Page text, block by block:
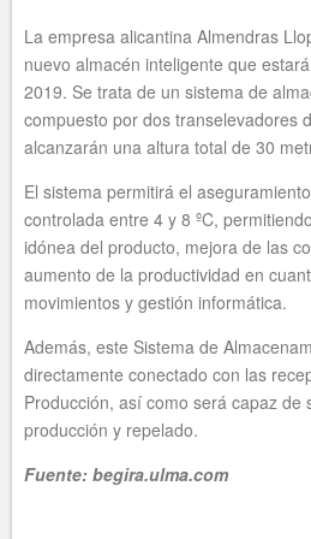
La empresa alicantina Almendras
nuevo almacén inteligente que
2019. Se trata de un sistema de
compuesto por dos transelevadores
alcanzarán una altura total de 30
El sistema permitirá el
controlada entre 4 y 8 ºC,
idónea del producto, mejora de las
aumento de la productividad en
movimientos y gestión informática.
Además, este Sistema de
directamente conectado con las
Producción, así como será capaz de
producción y repelado.
Fuente: begira.ulma.com